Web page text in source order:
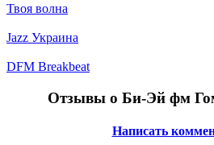
Твоя волна
Jazz Украина
DFM Breakbeat
Отзывы о Би-Эй фм
Написать